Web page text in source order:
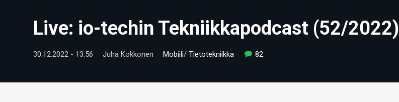
Live: io-techin Tekniikkapodcast (52/2022)
30.12.2022 - 13:56 Juha Kokkonen Mobiili/ Tietotekniikka 82